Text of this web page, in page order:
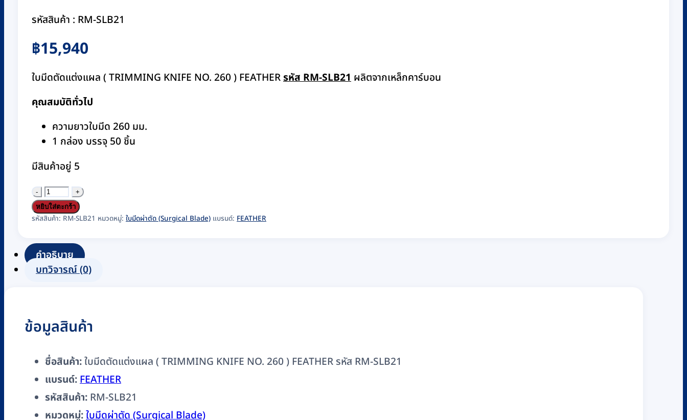
รหัสสินค้า : RM-SLB21
฿15,940
ใบมีดตัดแต่งแผล ( TRIMMING KNIFE NO. 260 ) FEATHERรหัส RM-SLB21 ผลิตจากเหล็กคาร์บอน
คุณสมบัติทั่วไป
ความยาวใบมีด 260 มม.
1 กล่อง บรรจุ 50 ชิ้น
มีสินค้าอยู่ 5
จำนวน
ใบ
มีด
แต่ง
แผล
NO.
260
FEATHER
รหัส
RM-
SLB21
หยิบใส่ตะกร้า
รหัสสินค้า: RM-SLB21 หมวดหมู่: ใบมีดผ่าตัด (Surgical Blade) แบรนด์: FEATHER
คำอธิบาย
บทวิจารณ์ (0)
ข้อมูลสินค้า
ชื่อสินค้า:ใบมีดตัดแต่งแผล ( TRIMMING KNIFE NO. 260 ) FEATHER รหัส RM-SLB21
แบรนด์:FEATHER
รหัสสินค้า: RM-SLB21
หมวดหมู่:ใบมีดผ่าตัด (Surgical Blade)